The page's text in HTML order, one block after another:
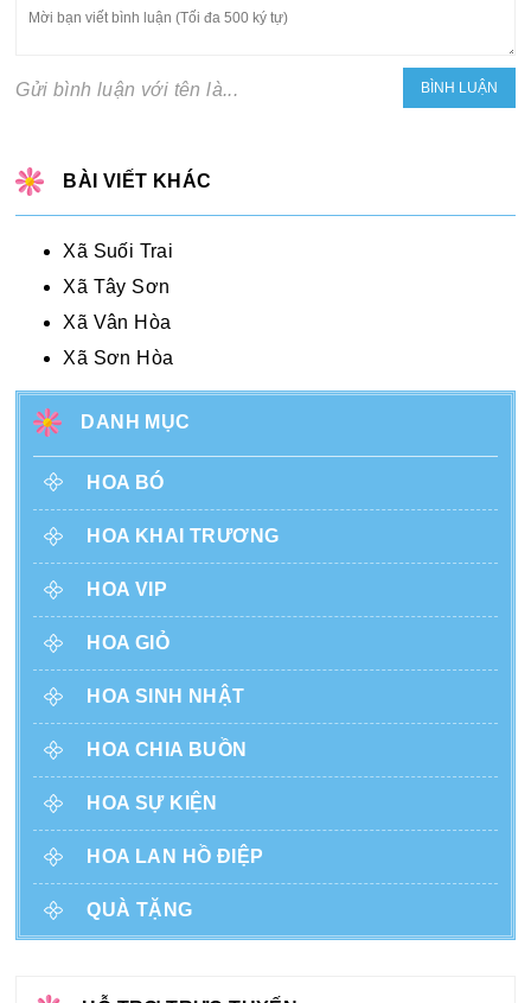
Gửi bình luận với tên là...
BÀI VIẾT KHÁC
Xã Suối Trai
Xã Tây Sơn
Xã Vân Hòa
Xã Sơn Hòa
DANH MỤC
HOA BÓ
HOA KHAI TRƯƠNG
HOA VIP
HOA GIỎ
HOA SINH NHẬT
HOA CHIA BUỒN
HOA SỰ KIỆN
HOA LAN HỒ ĐIỆP
QUÀ TẶNG